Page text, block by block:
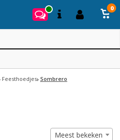
0
Feesthoedjes Sombrero
Meest bekeken